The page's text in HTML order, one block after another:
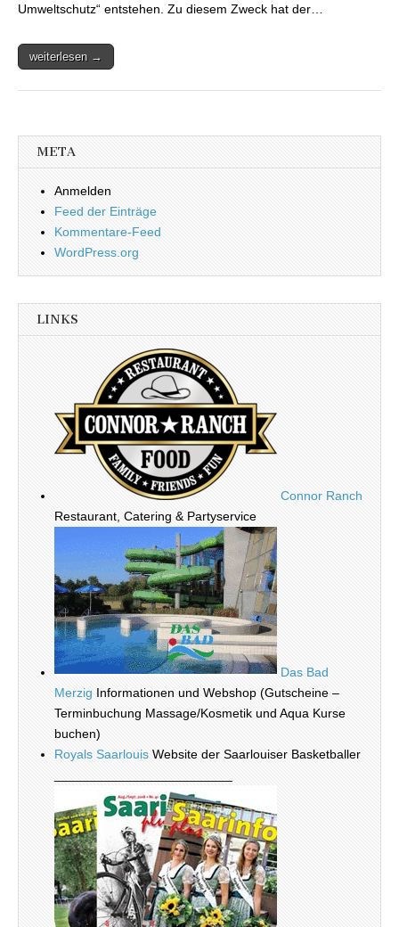
Umweltschutz“ entstehen. Zu diesem Zweck hat der…
weiterlesen →
META
Anmelden
Feed der Einträge
Kommentare-Feed
WordPress.org
LINKS
Connor Ranch
Restaurant, Catering & Partyservice
Das Bad
Merzig Informationen und Webshop (Gutscheine –
Terminbuchung Massage/Kosmetik und Aqua Kurse
buchen)
Royals Saarlouis Website der Saarlouiser Basketballer